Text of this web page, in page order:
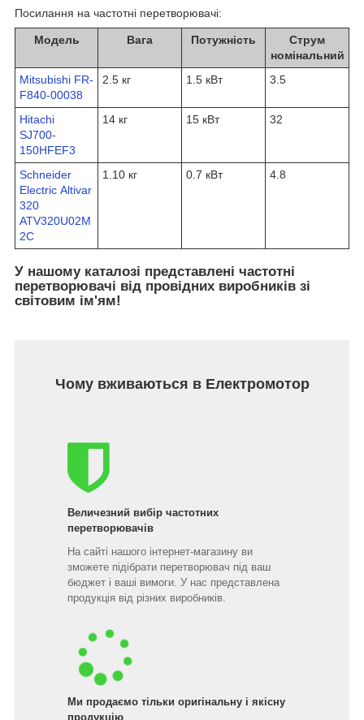
Посилання на частотні перетворювачі:
Модель Вага Потужність
Струм
номінальний
Mitsubishi FR-
F840-00038
2.5 кг 1.5 кВт 3.5
Hitachi
SJ700-
150HFEF3
14 кг 15 кВт 32
Schneider
Electric Altivar
320
ATV320U02M
2C
1.10 кг 0.7 кВт 4.8
У нашому каталозі представлені частотні
перетворювачі від провідних виробників зі
світовим ім'ям!
Чому вживаються в Електромотор
Величезний вибір частотних
перетворювачів
На сайті нашого інтернет-магазину ви
зможете підібрати перетворювач під ваш
бюджет і ваші вимоги. У нас представлена
продукція від різних виробників.
Ми продаємо тільки оригінальну і якісну
продукцію